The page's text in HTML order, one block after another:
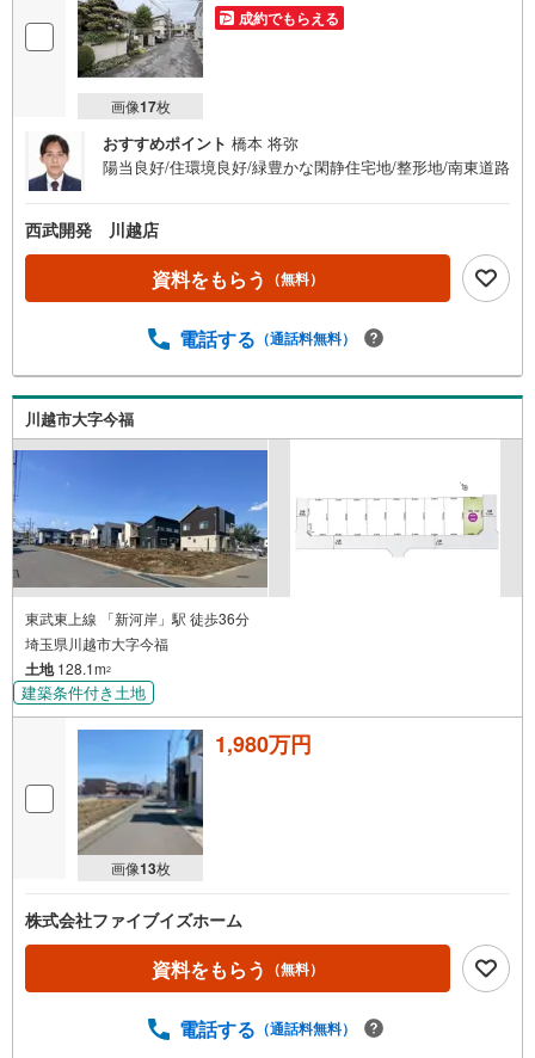
画像17枚
成約でもらえる
おすすめポイント 橋本 将弥
陽当良好/住環境良好/緑豊かな閑静住宅地/整形地/南東道路
西武開発 川越店
資料をもらう （無料）
電話する （通話料無料）
川越市大字今福
東武東上線 「新河岸」駅 徒歩36分
埼玉県川越市大字今福
土地128.1m2
建築条件付き土地
画像13枚
1,980万円
株式会社ファイブイズホーム
資料をもらう （無料）
電話する （通話料無料）